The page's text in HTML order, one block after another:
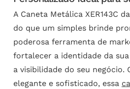
A Caneta Metálica XER143C
do que um simples brinde
poderosa ferramenta de
fortalecer a identidade da
a visibilidade do seu negócio.
elegante e sofisticado, essa